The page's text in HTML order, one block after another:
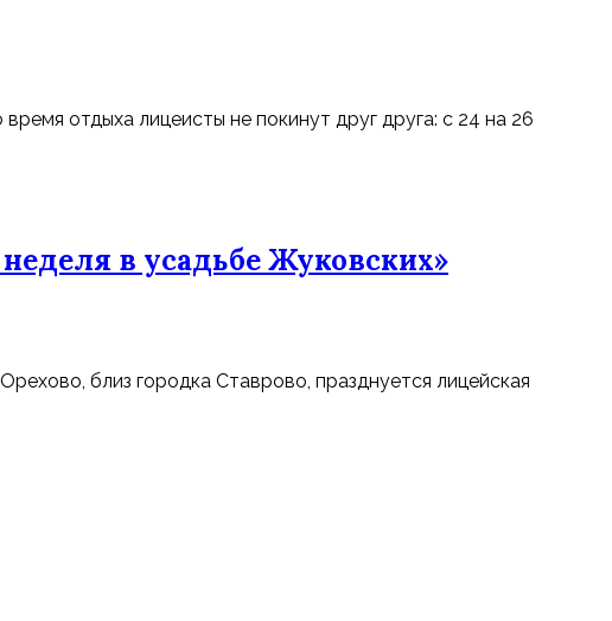
отдыха лицеисты не покинут друг друга: с 24 на 26
в усадьбе Жуковских»
близ городка Ставрово, празднуется лицейская